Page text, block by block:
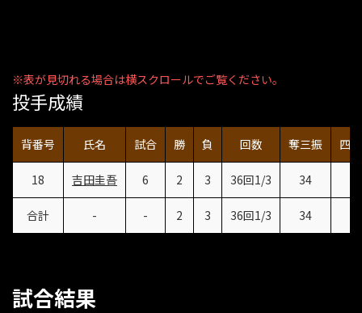
投手成績
背番号 氏名 試合 勝 負 回数 奪三振 四
18 吉田圭吾 6 2 3 36回1/3 34
合計 - - 2 3 36回1/3 34
試合結果